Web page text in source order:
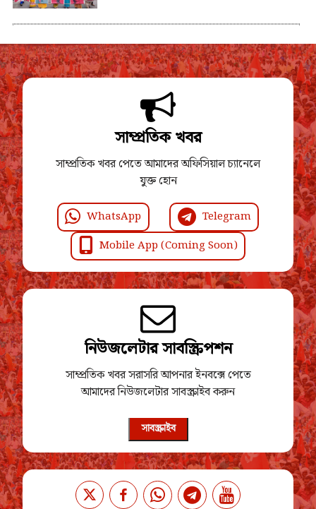
সাম্প্রতিক খবর
সাম্প্রতিক খবর পেতে আমাদের অফিসিয়াল চ্যানেলে
যুক্ত হোন
WhatsApp
Telegram
Mobile App (Coming Soon)
নিউজলেটার সাবস্ক্রিপশন
সাম্প্রতিক খবর সরাসরি আপনার ইনবক্সে পেতে
আমাদের নিউজলেটার সাবস্ক্রাইব করুন
সাবস্ক্রাইব